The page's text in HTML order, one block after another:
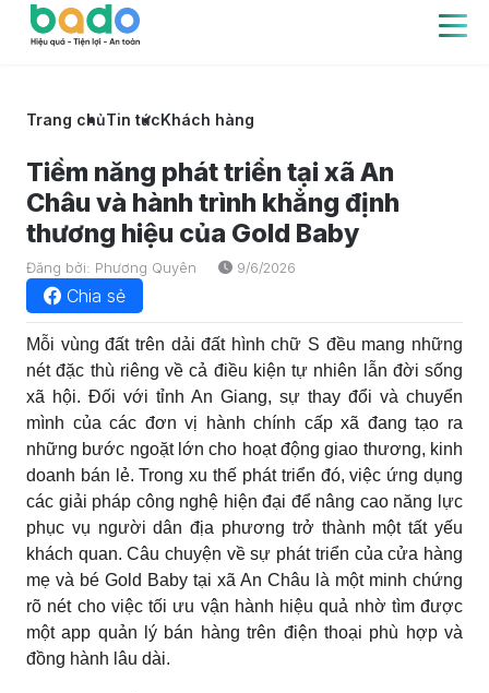
Trang chủTin tứcKhách hàng
Tiềm năng phát triển tại xã An
Châu và hành trình khẳng định
thương hiệu của Gold Baby
Đăng bởi: Phương Quyên 9/6/2026
Chia sẻ
Mỗi vùng đất trên dải đất hình chữ S đều mang những
nét đặc thù riêng về cả điều kiện tự nhiên lẫn đời sống
xã hội. Đối với tỉnh An Giang, sự thay đổi và chuyển
mình của các đơn vị hành chính cấp xã đang tạo ra
những bước ngoặt lớn cho hoạt động giao thương, kinh
doanh bán lẻ. Trong xu thế phát triển đó, việc ứng dụng
các giải pháp công nghệ hiện đại để nâng cao năng lực
phục vụ người dân địa phương trở thành một tất yếu
khách quan. Câu chuyện về sự phát triển của cửa hàng
mẹ và bé Gold Baby tại xã An Châu là một minh chứng
rõ nét cho việc tối ưu vận hành hiệu quả nhờ tìm được
một app quản lý bán hàng trên điện thoại phù hợp và
đồng hành lâu dài.